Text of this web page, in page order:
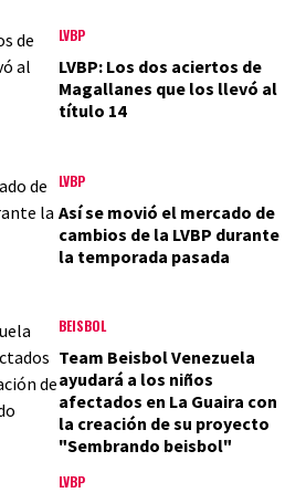
LVBP
LVBP: Los dos aciertos de
Magallanes que los llevó al
título 14
LVBP
Así se movió el mercado de
cambios de la LVBP durante
la temporada pasada
BEISBOL
Team Beisbol Venezuela
ayudará a los niños
afectados en La Guaira con
la creación de su proyecto
"Sembrando beisbol"
LVBP